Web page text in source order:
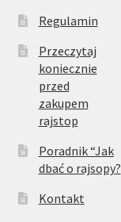
Regulamin
Przeczytaj
koniecznie
przed
zakupem
rajstop
Poradnik “Jak
dbać o rajsopy?
Kontakt